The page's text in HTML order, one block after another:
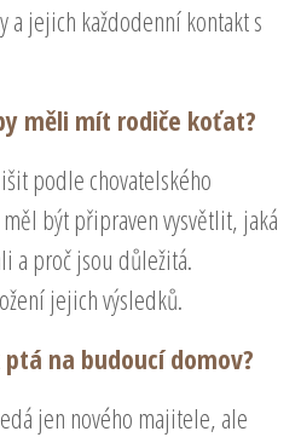
a jejich každodenní kontakt s
měli mít rodiče koťat?
podle chovatelského
být připraven vysvětlit, jaká
a proč jsou důležitá.
jejich výsledků.
na budoucí domov?
jen nového majitele, ale